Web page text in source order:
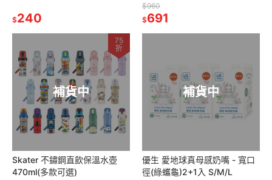
$240
$960
$691
補貨中
75
折
Skater 不鏽鋼直飲保溫水壺
470ml(多款可選)
補貨中
優生 愛地球真母感奶嘴 - 寬口
徑(綠蠵龜)2+1入 S/M/L